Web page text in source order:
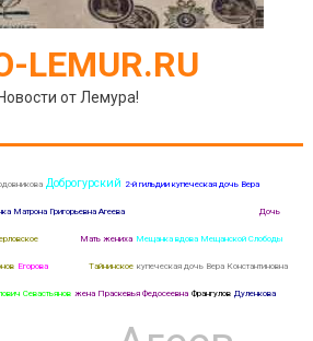
LEMUR.RU
Новости от Лемура!
Доброгурский 2-й гильдии купеческая дочь Вера
Матрона Григорьевна Агеева Дочь
Мать жениха Мещанка вдова Мещанской Слободы
Егорова Тайнинское купеческая дочь Вера Константиновна
Севастьянов жена Праскевья Федосеевна Франгулов Дуленкова